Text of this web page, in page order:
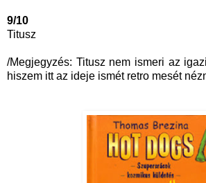
9/10
Titusz
/Megjegyzés: Titusz nem ismeri az
hiszem itt az ideje ismét retro mesét